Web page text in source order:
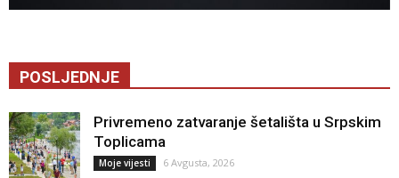
POSLJEDNJE
Privremeno zatvaranje šetališta u Srpskim
Toplicama
Moje vijesti 6 Avgusta, 2026